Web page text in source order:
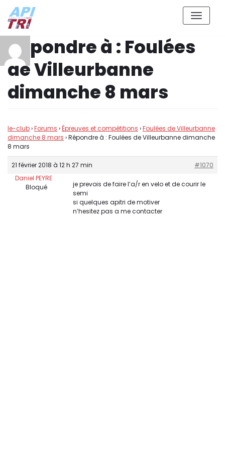
Aller
contenu
Répondre à : Foulées
de Villeurbanne
dimanche 8 mars
le-club›Forums ›Épreuves et compétitions ›Foulées de Villeurbanne
dimanche 8 mars ›Répondre à : Foulées de Villeurbanne dimanche
8 mars
21 février 2018 à 12 h 27 min
#1070
Daniel PEYRE
Bloqué
je prevois de faire l’a/r en velo et de courir le
semi
si quelques apitri de motiver
n’hesitez pas a me contacter